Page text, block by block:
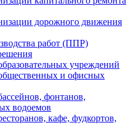
дорожного движения
работ (ППР)
учреждений
и офисных
фонтанов,
водоемов
кафе, фудкортов,